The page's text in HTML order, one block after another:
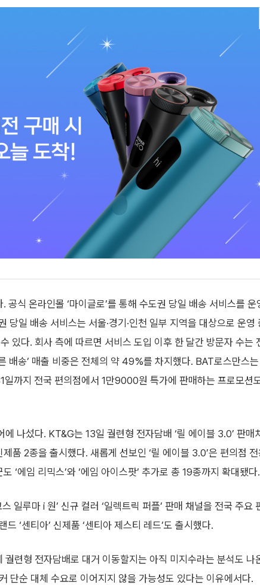
식 온라인몰 ‘마이글로’를 통해 수도권 당일 배송 서비스를 운
일 배송 서비스는 서울·경기·인천 일부 지역을 대상으로 운영
있다. 회사 측에 따르면 서비스 도입 이후 한 달간 방문자 수는
배송’ 매출 비중은 전체의 약 49%를 차지했다. BAT로스만스
일까지 전국 편의점에서 1만9000원 특가에 판매하는 프로모션
나섰다. KT&G는 13일 궐련형 전자담배 ‘릴 에이블 3.0’ 판매
품 2종을 출시했다. 새롭게 선보인 ‘릴 에이블 3.0’은 편의점 전
‘에임 리믹스’와 ‘에임 아이스팟’ 추가로 총 19종까지 확대됐다.
일루마 i 원’ 신규 컬러 ‘일렉트릭 퍼플’ 판매 채널을 전국 주요
‘센티아’ 신제품 ‘센티아 제스티 레드’도 출시했다.
련형 전자담배로 대거 이동할지는 아직 미지수라는 분석도 나
단순 대체 수요로 이어지지 않을 가능성도 있다는 이유에서다.